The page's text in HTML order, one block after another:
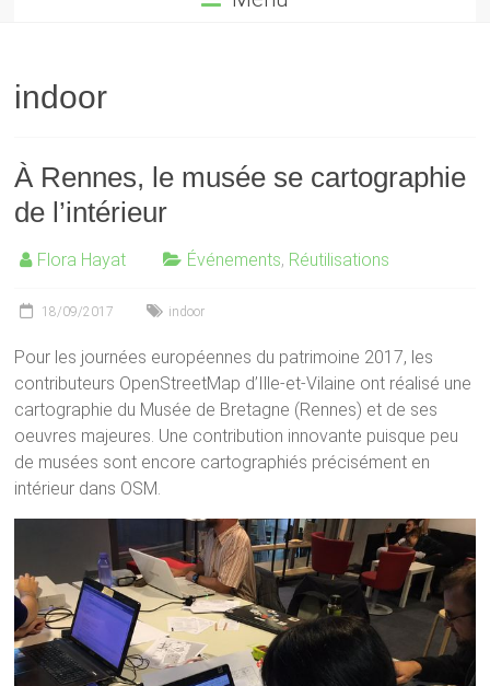
indoor
À Rennes, le musée se cartographie
de l’intérieur
Flora Hayat Événements, Réutilisations
18/09/2017 indoor
Pour les journées européennes du patrimoine 2017, les
contributeurs OpenStreetMap d’Ille-et-Vilaine ont réalisé une
cartographie du Musée de Bretagne (Rennes) et de ses
oeuvres majeures. Une contribution innovante puisque peu
de musées sont encore cartographiés précisément en
intérieur dans OSM.